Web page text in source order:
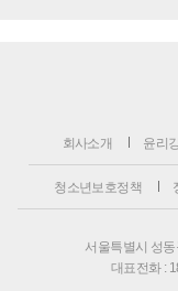
회사소개 윤리
청소년보호정책
서울특별시 성
대표전화 :